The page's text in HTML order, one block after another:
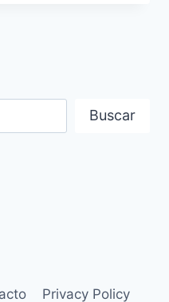
Buscar
Privacy Policy